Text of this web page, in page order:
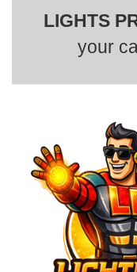
LIGHTS
your